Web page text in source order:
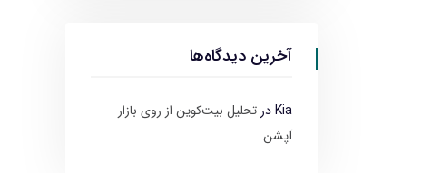
آخرین دیدگاه‌ها
Kiaدرتحلیل بیت‌کوین از روی بازار
آپشن